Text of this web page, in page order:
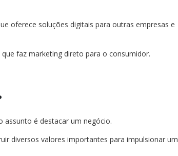
oferece soluções digitais para outras empresas e
faz marketing direto para o consumidor.
assunto é destacar um negócio.
diversos valores importantes para impulsionar um